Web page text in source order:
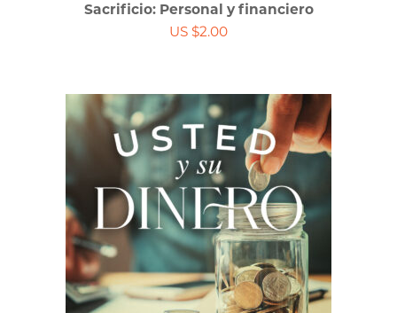
Sacrificio: Personal y financiero
US $2.00